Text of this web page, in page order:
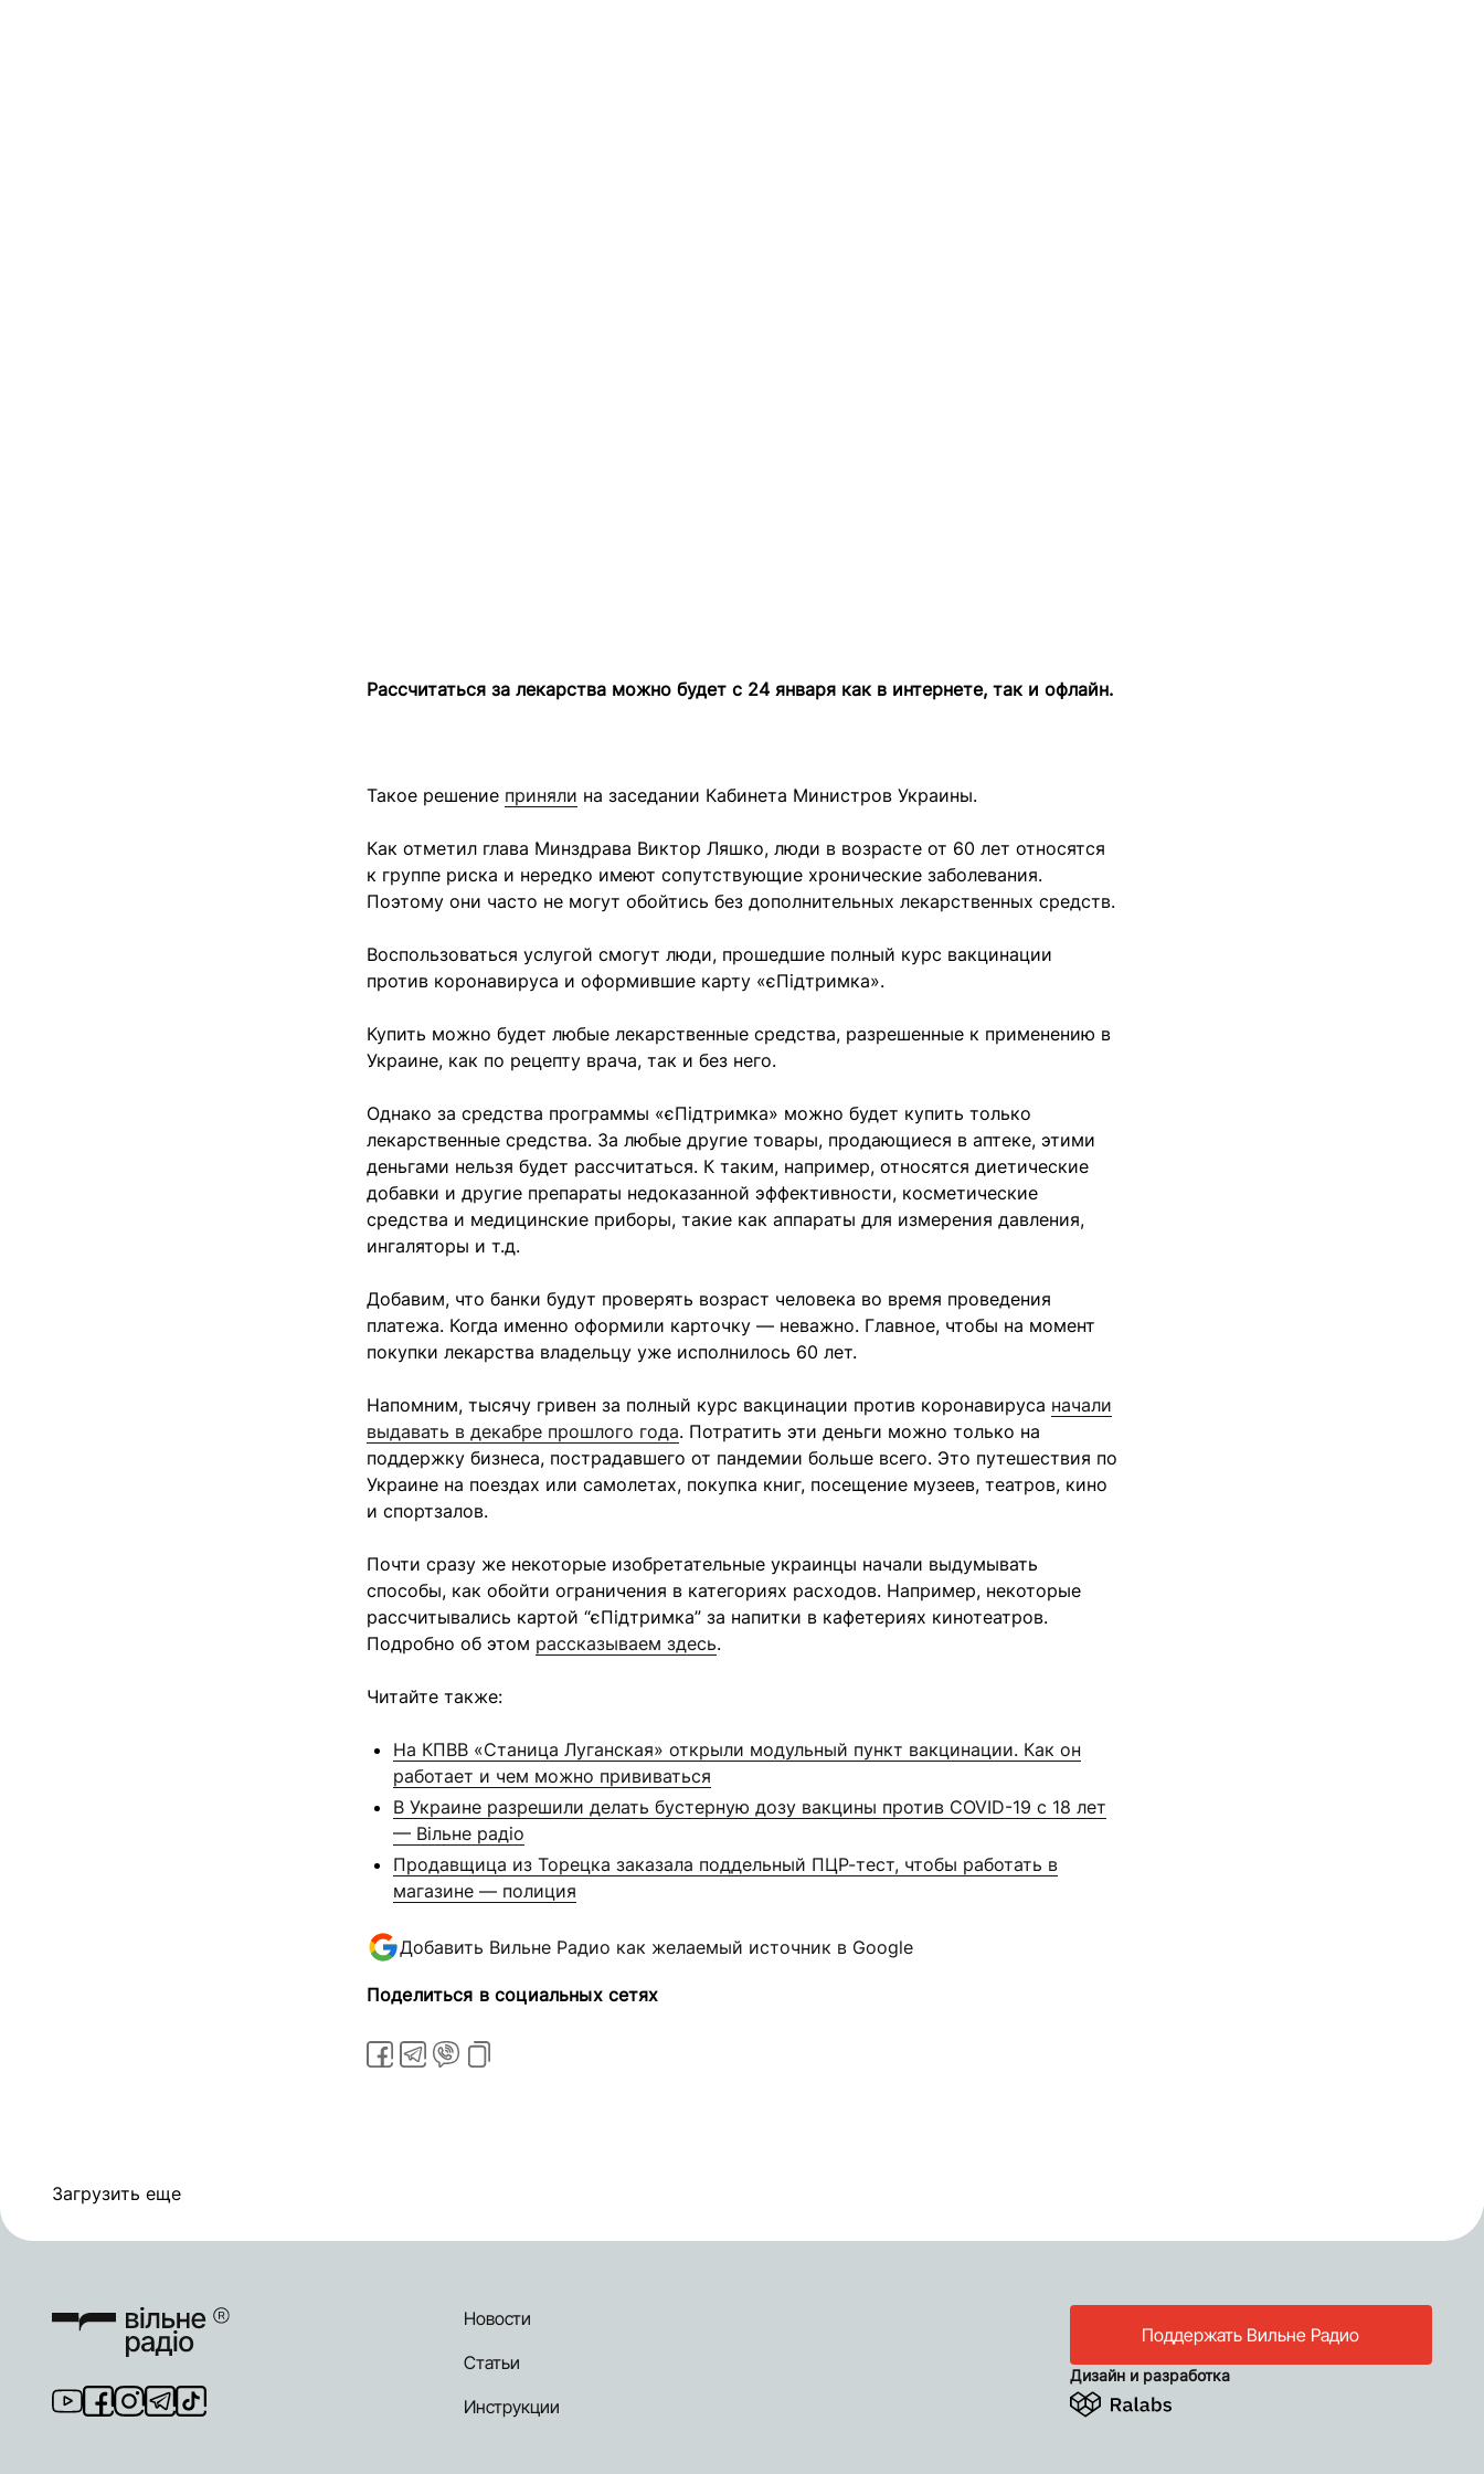
Рассчитаться за лекарства можно будет с 24 января как в интернете, так и офлайн.
Такое решение приняли на заседании Кабинета Министров Украины.
Как отметил глава Минздрава Виктор Ляшко, люди в возрасте от 60 лет относятся
к группе риска и нередко имеют сопутствующие хронические заболевания.
Поэтому они часто не могут обойтись без дополнительных лекарственных средств.
Воспользоваться услугой смогут люди, прошедшие полный курс вакцинации
против коронавируса и оформившие карту «єПідтримка».
Купить можно будет любые лекарственные средства, разрешенные к применению в
Украине, как по рецепту врача, так и без него.
Однако за средства программы «єПідтримка» можно будет купить только
лекарственные средства. За любые другие товары, продающиеся в аптеке, этими
деньгами нельзя будет рассчитаться. К таким, например, относятся диетические
добавки и другие препараты недоказанной эффективности, косметические
средства и медицинские приборы, такие как аппараты для измерения давления,
ингаляторы и т.д.
Добавим, что банки будут проверять возраст человека во время проведения
платежа. Когда именно оформили карточку — неважно. Главное, чтобы на момент
покупки лекарства владельцу уже исполнилось 60 лет.
Напомним, тысячу гривен за полный курс вакцинации против коронавируса начали
выдавать в декабре прошлого года. Потратить эти деньги можно только на
поддержку бизнеса, пострадавшего от пандемии больше всего. Это путешествия по
Украине на поездах или самолетах, покупка книг, посещение музеев, театров, кино
и спортзалов.
Почти сразу же некоторые изобретательные украинцы начали выдумывать
способы, как обойти ограничения в категориях расходов. Например, некоторые
рассчитывались картой “єПідтримка” за напитки в кафетериях кинотеатров.
Подробно об этом рассказываем здесь.
Читайте также:
На КПВВ «Станица Луганская» открыли модульный пункт вакцинации. Как он
работает и чем можно прививаться
В Украине разрешили делать бустерную дозу вакцины против COVID-19 с 18 лет
— Вільне радіо
Продавщица из Торецка заказала поддельный ПЦР-тест, чтобы работать в
магазине — полиция
Добавить Вильне Радио как желаемый источник в Google
Поделиться в социальных сетях
Загрузить еще
Новости
Статьи
Инструкции
Поддержать Вильне Радио
Дизайн и разработка